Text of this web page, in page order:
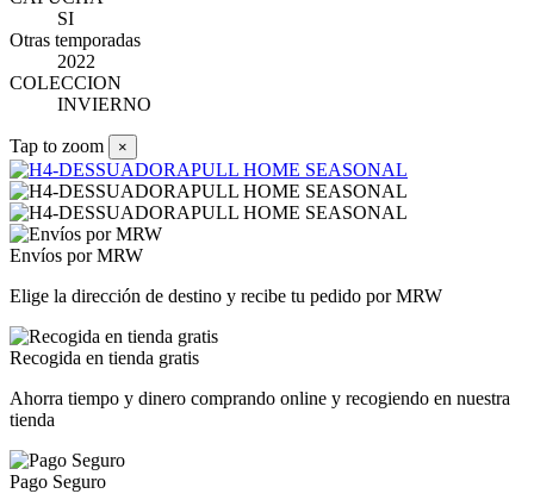
SI
Otras temporadas
2022
COLECCION
INVIERNO
Tap to zoom ×
Envíos por MRW
Elige la dirección de destino y recibe tu pedido por MRW
Recogida en tienda gratis
Ahorra tiempo y dinero comprando online y recogiendo en nuestra
tienda
Pago Seguro